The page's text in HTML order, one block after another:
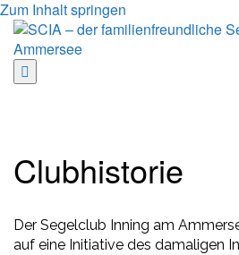
Zum Inhalt springen
Clubhistorie
Der Segelclub Inning am
auf eine Initiative des damaligen